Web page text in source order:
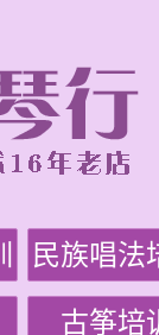
民族唱法
古筝培